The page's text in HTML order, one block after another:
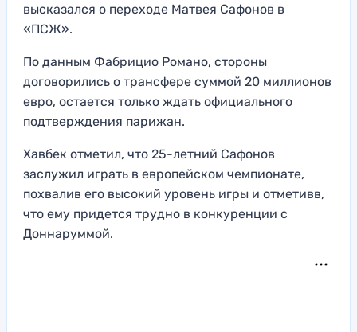
высказался о переходе Матвея Сафонов в
«ПСЖ».
По данным Фабрицио Романо, стороны
договорились о трансфере суммой 20 миллионов
евро, остается только ждать официального
подтверждения парижан.
Хавбек отметил, что 25-летний Сафонов
заслужил играть в европейском чемпионате,
похвалив его высокий уровень игры и отметивв,
что ему придется трудно в конкуренции с
Доннаруммой.